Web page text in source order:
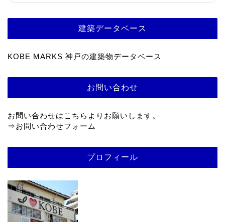
建築データベース
KOBE MARKS 神戸の建築物データベース
お問い合わせ
お問い合わせはこちらよりお願いします。
⇒お問い合わせフォーム
プロフィール